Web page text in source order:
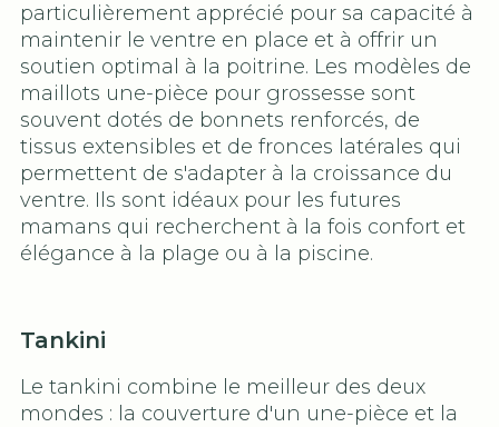
particulièrement apprécié pour sa capacité à
maintenir le ventre en place et à offrir un
soutien optimal à la poitrine. Les modèles de
maillots une-pièce pour grossesse sont
souvent dotés de bonnets renforcés, de
tissus extensibles et de fronces latérales qui
permettent de s'adapter à la croissance du
ventre. Ils sont idéaux pour les futures
mamans qui recherchent à la fois confort et
élégance à la plage ou à la piscine.
Tankini
Le tankini combine le meilleur des deux
mondes : la couverture d'un une-pièce et la